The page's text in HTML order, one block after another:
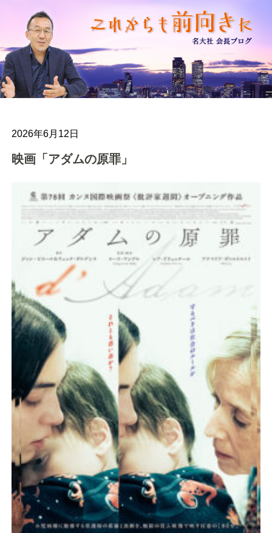
2026年6月12日
映画「アダムの原罪」